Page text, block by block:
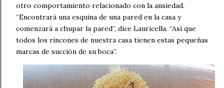
otro comportamiento relacionado con la ansiedad.
“Encontrará una esquina de una pared en la casa y
comenzará a chupar la pared”, dice Lauricella. “Así que
todos los rincones de nuestra casa tienen estas pequeñas
marcas de succión de su boca”.